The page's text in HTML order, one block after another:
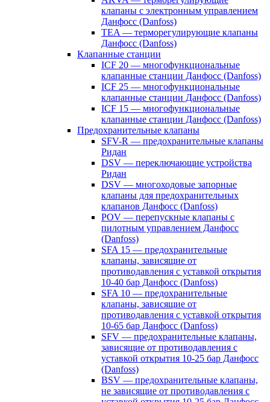
клапаны с электронным управлением
Данфосс (Danfoss)
TEA — терморегулирующие клапаны
Данфосс (Danfoss)
Клапанные станции
ICF 20 — многофункциональные
клапанные станции Данфосс (Danfoss)
ICF 25 — многофункциональные
клапанные станции Данфосс (Danfoss)
ICF 15 — многофункциональные
клапанные станции Данфосс (Danfoss)
Предохранительные клапаны
SFV-R — предохранительные клапаны
Ридан
DSV — переключающие устройства
Ридан
DSV — многоходовые запорные
клапаны для предохранительных
клапанов Данфосс (Danfoss)
POV — перепускные клапаны с
пилотным управлением Данфосс
(Danfoss)
SFA 15 — предохранительные
клапаны, зависящие от
противодавления с уставкой открытия
10-40 бар Данфосс (Danfoss)
SFA 10 — предохранительные
клапаны, зависящие от
противодавления с уставкой открытия
10-65 бар Данфосс (Danfoss)
SFV — предохранительные клапаны,
зависящие от противодавления с
уставкой открытия 10-25 бар Данфосс
(Danfoss)
BSV — предохранительные клапаны,
не зависящие от противодавления с